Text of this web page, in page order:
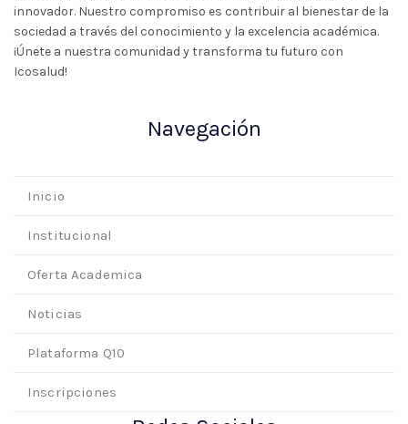
innovador. Nuestro compromiso es contribuir al bienestar de la
sociedad a través del conocimiento y la excelencia académica.
¡Únete a nuestra comunidad y transforma tu futuro con
Icosalud!
Navegación
Inicio
Institucional
Oferta Academica
Noticias
Plataforma Q10
Inscripciones